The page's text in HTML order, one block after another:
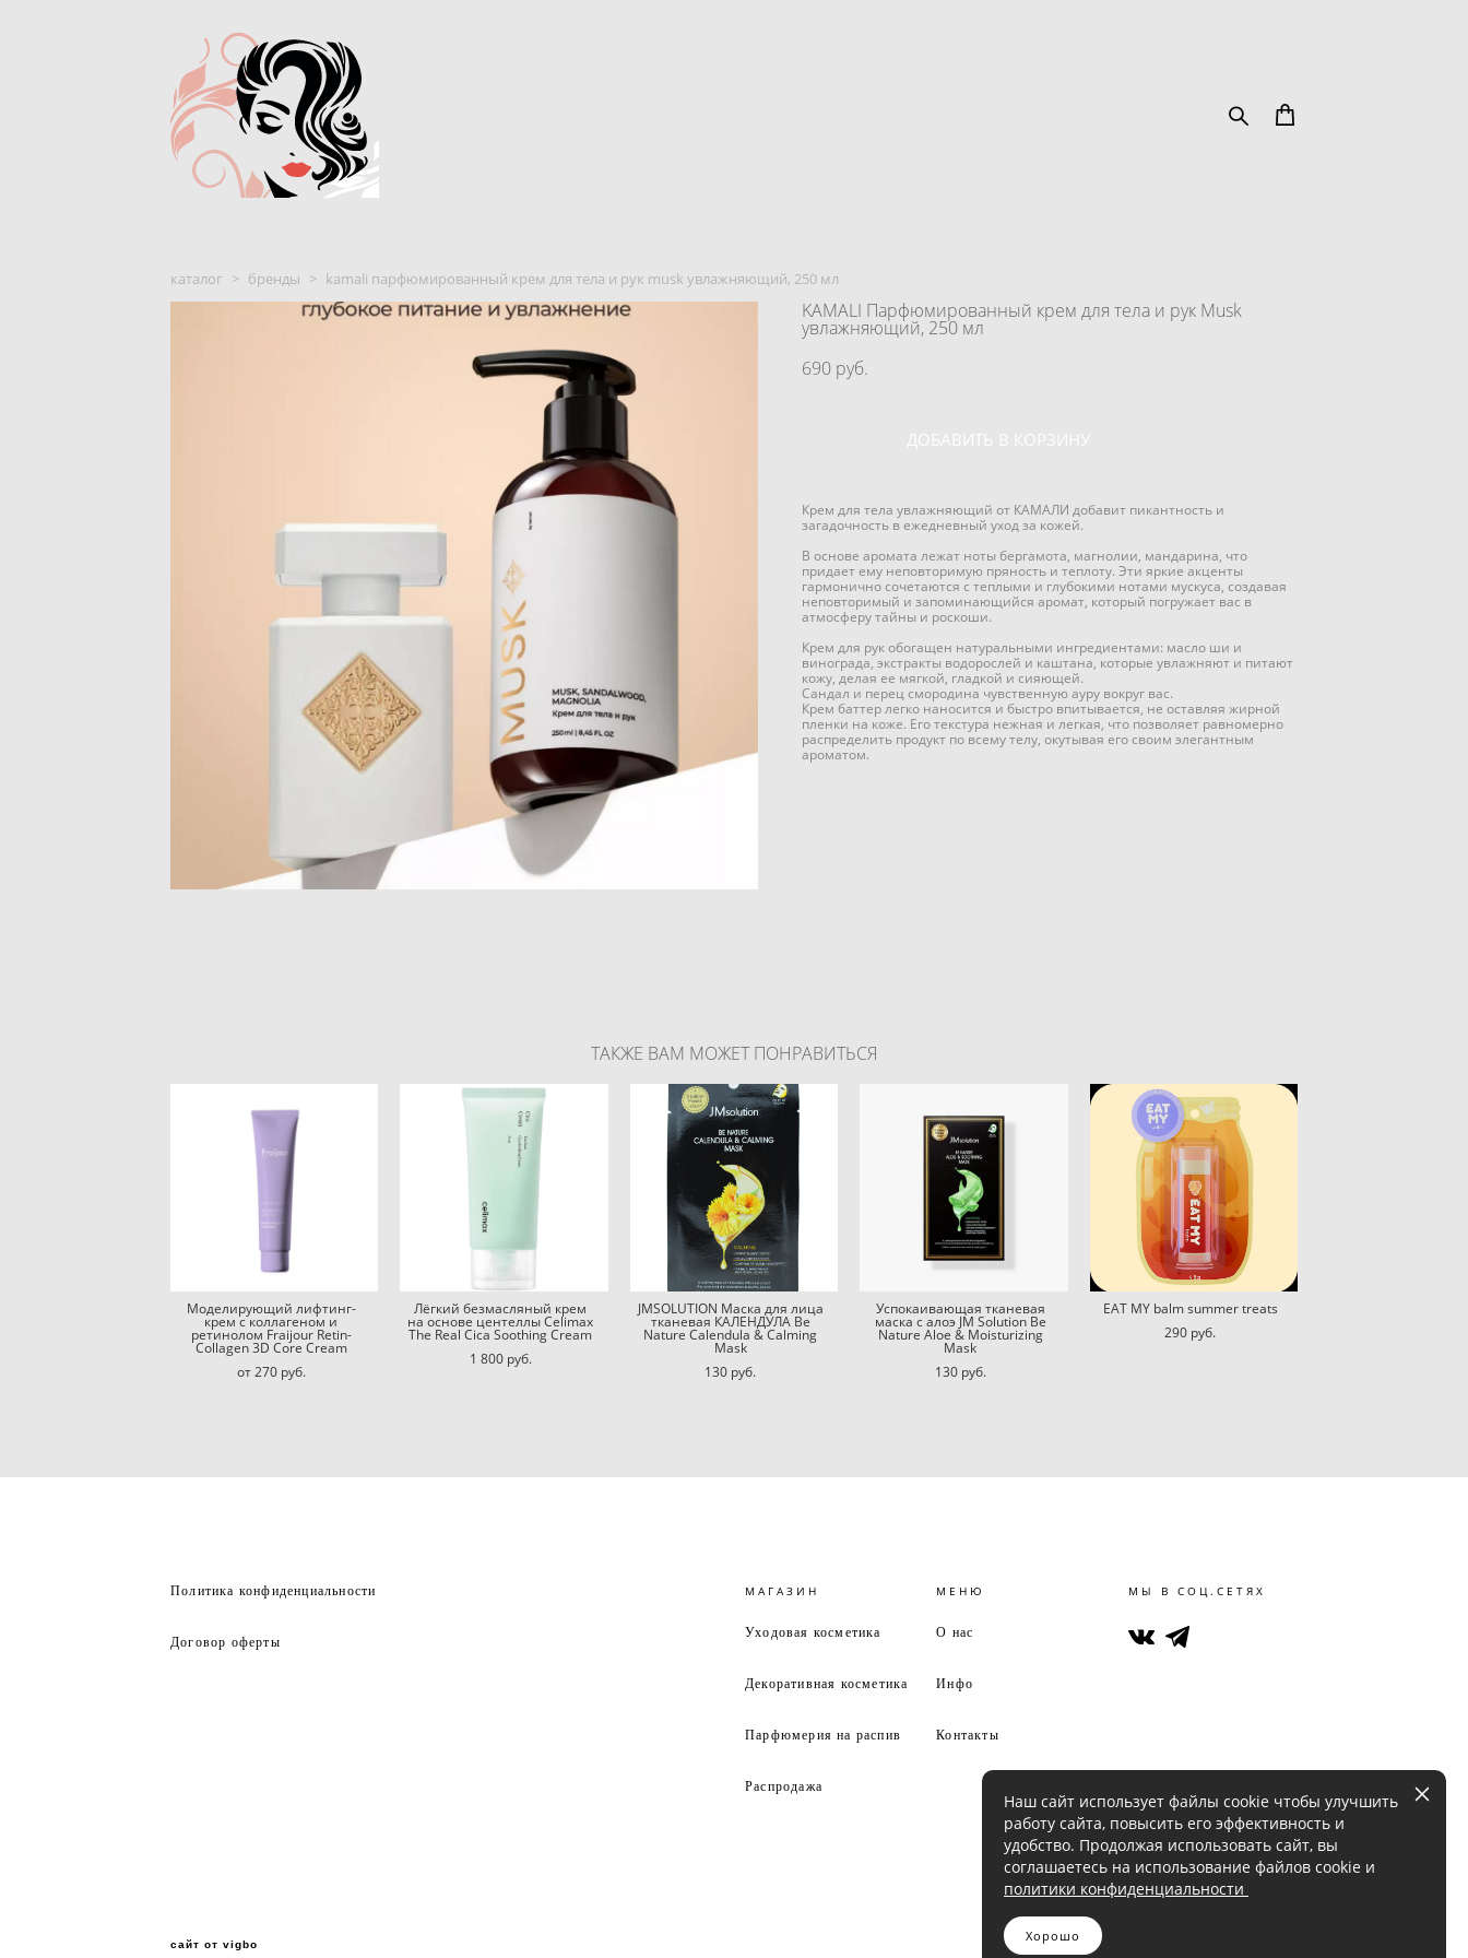
каталог > бренды > kamali парфюмированный крем для тела и рук musk увлажняющий, 250 мл
KAMALI Парфюмированный крем для тела и рук Musk
увлажняющий, 250 мл
690 pуб.
ДОБАВИТЬ В КОРЗИНУ
Крем для тела увлажняющий от КАМАЛИ добавит пикантность и
загадочность в ежедневный уход за кожей.
В основе аромата лежат ноты бергамота, магнолии, мандарина, что
придает ему неповторимую пряность и теплоту. Эти яркие акценты
гармонично сочетаются с теплыми и глубокими нотами мускуса, создавая
неповторимый и запоминающийся аромат, который погружает вас в
атмосферу тайны и роскоши.
Крем для рук обогащен натуральными ингредиентами: масло ши и
винограда, экстракты водорослей и каштана, которые увлажняют и питают
кожу, делая ее мягкой, гладкой и сияющей.
Сандал и перец смородина чувственную ауру вокруг вас.
Крем баттер легко наносится и быстро впитывается, не оставляя жирной
пленки на коже. Его текстура нежная и легкая, что позволяет равномерно
распределить продукт по всему телу, окутывая его своим элегантным
ароматом.
ТАКЖЕ ВАМ МОЖЕТ ПОНРАВИТЬСЯ
Моделирующий лифтинг-
крем c коллагеном и
ретинолом Fraijour Retin-
Collagen 3D Core Cream
от 270 pуб.
Лёгкий безмасляный крем
на основе центеллы Celimax
The Real Cica Soothing Cream
1 800 pуб.
JMSOLUTION Маска для лица
тканевая КАЛЕНДУЛА Be
Nature Calendula & Calming
Mask
130 pуб.
Успокаивающая тканевая
маска с алоэ JM Solution Be
Nature Aloe & Moisturizing
Mask
130 pуб.
EAT MY balm summer treats
290 pуб.
Политика конфиденциальности
Договор оферты
МАГАЗИН
Уходовая косметика
Декоративная косметика
Парфюмерия на распив
Распродажа
МЕНЮ
О нас
Инфо
Контакты
МЫ В СОЦ.СЕТЯХ
сайт от vigbo
Наш сайт использует файлы cookie чтобы улучшить
работу сайта, повысить его эффективность и
удобство. Продолжая использовать сайт, вы
соглашаетесь на использование файлов cookie и
политики конфиденциальности
Хорошо